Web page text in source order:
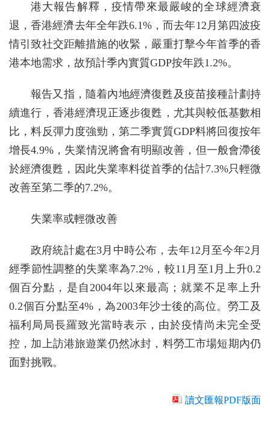
港大報告解釋，疫情帶來最嚴峻的全球經濟衰
退，香港經濟去年全年跌6.1%，而去年12月第四波疫
情引致社交距離措施的收緊，嚴重打擊今年首季的香
港本地需求，故預計季內實質GDP按年跌1.2%。
報告又指，隨着內地經濟復甦及疫苗接種計劃持
續進行，香港經濟現正逐步復甦，尤其與較低基數相
比，料反彈力度強勁，第二季實質GDP料將回復按年
增長4.9%，失業情況將會有明顯改善，但一般會滯後
於經濟復甦，因此失業率料從首季的估計7.3%只輕微
改善至第二季的7.2%。
失業率或輕微改善
政府統計處在3月中時公布，去年12月至今年2月
經季節性調整的失業率為7.2%，較11月至1月上升0.2
個百分點，是自2004年以來最高；就業不足率上升
0.2個百分點至4%，為2003年沙士後的高位。勞工及
福利局局長羅致光當時表示，由於疫情尚未完全受
控，加上訪港旅遊業仍然冰封，料勞工市場短期內仍
面對挑戰。
讀文匯報PDF版面